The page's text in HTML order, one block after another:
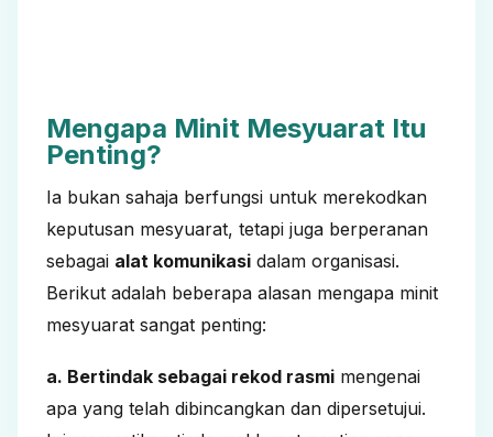
Mengapa Minit Mesyuarat Itu
Penting?
Ia bukan sahaja berfungsi untuk merekodkan
keputusan mesyuarat, tetapi juga berperanan
sebagai alat komunikasi dalam organisasi.
Berikut adalah beberapa alasan mengapa minit
mesyuarat sangat penting:
a. Bertindak sebagai rekod rasmi mengenai
apa yang telah dibincangkan dan dipersetujui.